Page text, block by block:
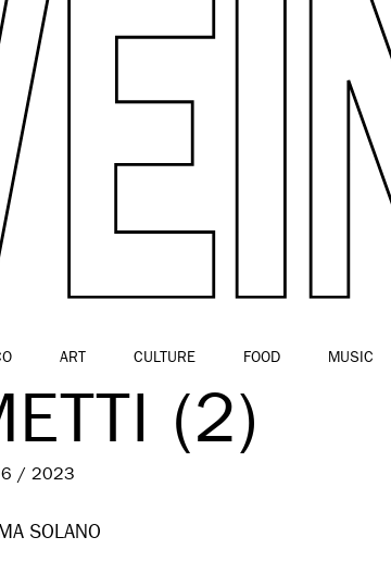
ART CULTURE FOOD MUSIC
(2)
/ 2023
SOLANO